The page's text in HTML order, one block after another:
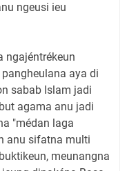
ngeusi ieu
ngajéntrékeun
aya di
sabab Islam jadi
agama anu jadi
"médan laga
anu sifatna multi
meunangna